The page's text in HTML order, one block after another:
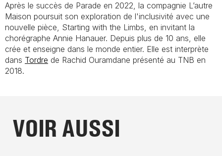
Après le succès de Parade en 2022, la compagnie L’autre
Maison poursuit son exploration de l'inclusivité avec une
nouvelle pièce, Starting with the Limbs, en invitant la
chorégraphe Annie Hanauer. Depuis plus de 10 ans, elle
crée et enseigne dans le monde entier. Elle est interprète
dans Tordre de Rachid Ouramdane présenté au TNB en
2018.
VOIR AUSSI